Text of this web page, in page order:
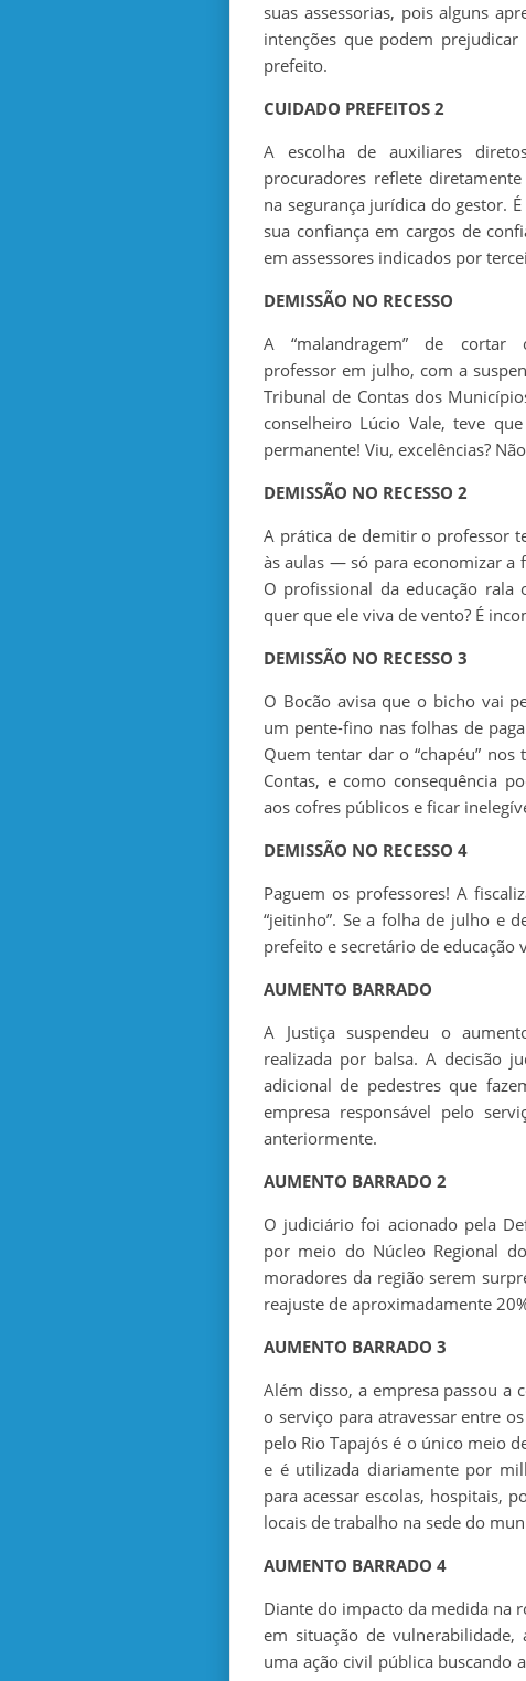
suas assessorias, pois alguns
intenções que podem
prefeito.
CUIDADO PREFEITOS 2
A escolha de auxiliares
procuradores reflete
na segurança jurídica do gestor.
sua confiança em cargos de
em assessores indicados por
DEMISSÃO NO RECESSO
A “malandragem” de
professor em julho, com a
Tribunal de Contas dos
conselheiro Lúcio Vale, teve
permanente! Viu, excelências?
DEMISSÃO NO RECESSO 2
A prática de demitir o professor
às aulas — só para economizar a
O profissional da educação
quer que ele viva de vento? É
DEMISSÃO NO RECESSO 3
O Bocão avisa que o bicho vai
um pente-fino nas folhas de
Quem tentar dar o “chapéu”
Contas, e como consequência
aos cofres públicos e ficar
DEMISSÃO NO RECESSO 4
Paguem os professores! A
“jeitinho”. Se a folha de julho e
prefeito e secretário de educação
AUMENTO BARRADO
A Justiça suspendeu o
realizada por balsa. A decisão
adicional de pedestres que
empresa responsável pelo
anteriormente.
AUMENTO BARRADO 2
O judiciário foi acionado pela
por meio do Núcleo Regional
moradores da região serem
reajuste de aproximadamente
AUMENTO BARRADO 3
Além disso, a empresa passou a
o serviço para atravessar entre
pelo Rio Tapajós é o único meio
e é utilizada diariamente por
para acessar escolas, hospitais,
locais de trabalho na sede do
AUMENTO BARRADO 4
Diante do impacto da medida na
em situação de vulnerabilidade,
uma ação civil pública buscando